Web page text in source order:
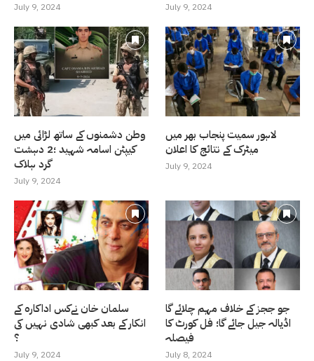
July 9, 2024 July 9, 2024
وطن دشمنوں کے ساتھ لڑائی میں
کیپٹن اسامہ شہید ؛2 دہشت
گرد ہلاک
July 9, 2024
لاہور سمیت پنجاب بھر میں
میٹرک کے نتائج کا اعلان
July 9, 2024
سلمان خان نےکس اداکارہ کے
انکار کے بعد کبھی شادی نہیں کی
؟
July 9, 2024
جو ججز کے خلاف مہم چلائے گا
اڈیالہ جیل جائے گا؛ فل کورٹ کا
فیصلہ
July 8, 2024